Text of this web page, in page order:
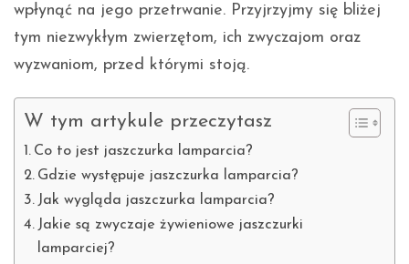
wpłynąć na jego przetrwanie. Przyjrzyjmy się bliżej
tym niezwykłym zwierzętom, ich zwyczajom oraz
wyzwaniom, przed którymi stoją.
W tym artykule przeczytasz
Co to jest jaszczurka lamparcia?
Gdzie występuje jaszczurka lamparcia?
Jak wygląda jaszczurka lamparcia?
Jakie są zwyczaje żywieniowe jaszczurki
lamparciej?